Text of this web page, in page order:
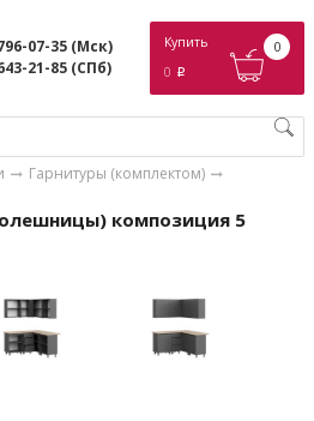
07-35 (Мск)
21-85 (СПб)
Купить
0 p
0
Гарнитуры (комплектом)
композиция 5